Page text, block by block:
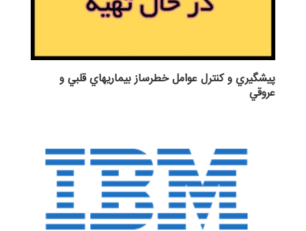
پيشگيري و كنترل عوامل خطرساز بيماريهاي قلبي و
عروقي